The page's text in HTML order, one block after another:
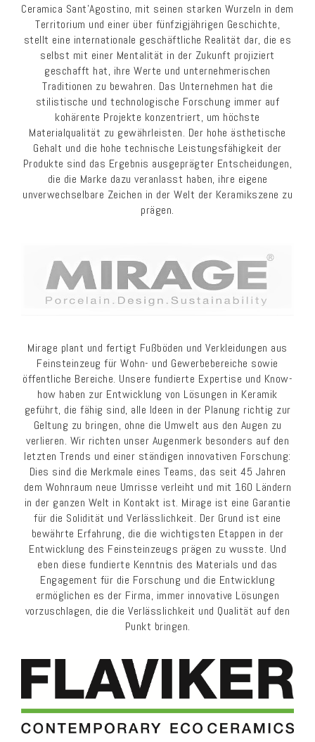
Ceramica Sant’Agostino, mit seinen starken Wurzeln in dem
Territorium und einer über fünfzigjährigen Geschichte,
stellt eine internationale geschäftliche Realität dar, die es
selbst mit einer Mentalität in der Zukunft projiziert
geschafft hat, ihre Werte und unternehmerischen
Traditionen zu bewahren. Das Unternehmen hat die
stilistische und technologische Forschung immer auf
kohärente Projekte konzentriert, um höchste
Materialqualität zu gewährleisten. Der hohe ästhetische
Gehalt und die hohe technische Leistungsfähigkeit der
Produkte sind das Ergebnis ausgeprägter Entscheidungen,
die die Marke dazu veranlasst haben, ihre eigene
unverwechselbare Zeichen in der Welt der Keramikszene zu
prägen.
Mirage plant und fertigt Fußböden und Verkleidungen aus
Feinsteinzeug für Wohn- und Gewerbebereiche sowie
öffentliche Bereiche. Unsere fundierte Expertise und Know-
how haben zur Entwicklung von Lösungen in Keramik
geführt, die fähig sind, alle Ideen in der Planung richtig zur
Geltung zu bringen, ohne die Umwelt aus den Augen zu
verlieren. Wir richten unser Augenmerk besonders auf den
letzten Trends und einer ständigen innovativen Forschung:
Dies sind die Merkmale eines Teams, das seit 45 Jahren
dem Wohnraum neue Umrisse verleiht und mit 160 Ländern
in der ganzen Welt in Kontakt ist. Mirage ist eine Garantie
für die Solidität und Verlässlichkeit. Der Grund ist eine
bewährte Erfahrung, die die wichtigsten Etappen in der
Entwicklung des Feinsteinzeugs prägen zu wusste. Und
eben diese fundierte Kenntnis des Materials und das
Engagement für die Forschung und die Entwicklung
ermöglichen es der Firma, immer innovative Lösungen
vorzuschlagen, die die Verlässlichkeit und Qualität auf den
Punkt bringen.